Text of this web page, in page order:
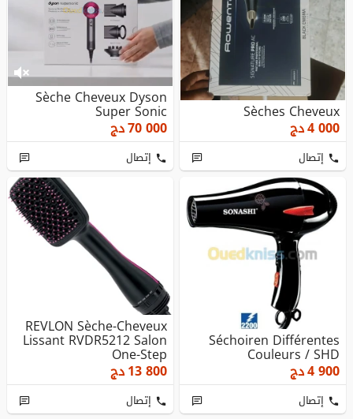
Sèches Cheveux
4 000دج
إتصال
Sèche Cheveux Dyson
Super Sonic
70 000دج
إتصال
Séchoiren Différentes
Couleurs / SHD
4 900دج
إتصال
REVLON Sèche-Cheveux
Lissant RVDR5212 Salon
One-Step
13 800دج
إتصال